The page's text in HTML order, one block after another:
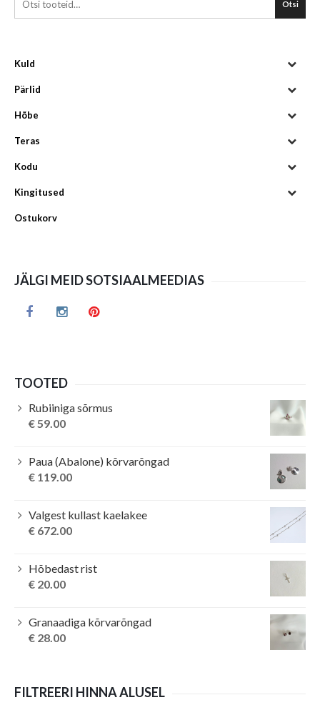
Otsi
Kuld
Pärlid
Hõbe
Teras
Kodu
Kingitused
Ostukorv
JÄLGI MEID SOTSIAALMEEDIAS
TOOTED
Rubiiniga sõrmus
€59.00
Paua (Abalone) kõrvarõngad
€ 119.00
Valgest kullast kaelakee
€ 672.00
Hõbedast rist
€ 20.00
Granaadiga kõrvarõngad
€ 28.00
FILTREERI HINNA ALUSEL